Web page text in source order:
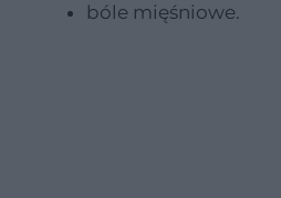
bóle mięśniowe.